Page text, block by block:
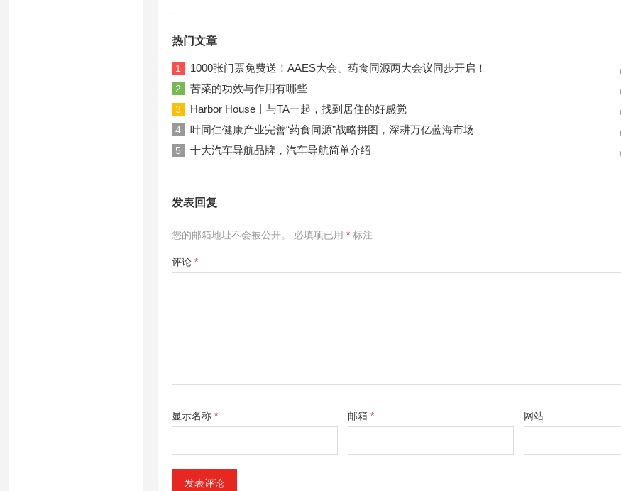
热门文章
1 1000张门票免费送！AAES大会、药食同源两大会议同步开启！
2 苦菜的功效与作用有哪些
3 Harbor House丨与TA一起，找到居住的好感觉
4 叶同仁健康产业完善“药食同源”战略拼图，深耕万亿蓝海市场
5 十大汽车导航品牌，汽车导航简单介绍
发表回复
您的邮箱地址不会被公开。 必填项已用 * 标注
评论 *
显示名称 * 邮箱* 网站